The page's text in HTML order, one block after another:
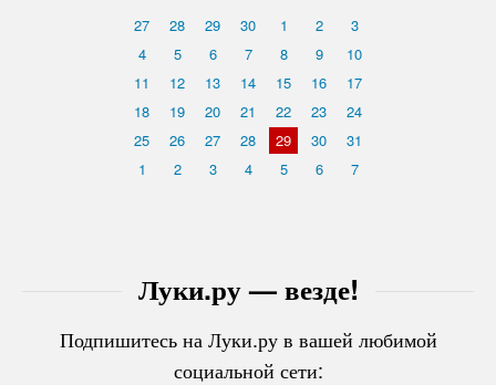
Луки.ру — везде!
Подпишитесь на Луки.ру в вашей любимой
социальной сети:
27 28 29 30 1 2
3
4
5 6 7 8 9
10
11
12 13 14 15 16
17
18
19 20 21 22 23
24
25
26 27 28 29 30
31
1
2 3 4 5 6 7